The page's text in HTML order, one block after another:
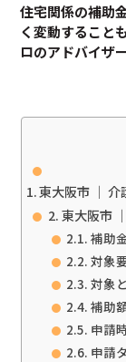
住宅関係の補助
く変動すること
ロのアドバイザ
東大阪市 ｜
東大阪市
補助
対象
対象
補助
申請
申請